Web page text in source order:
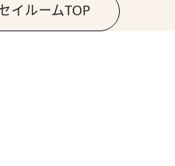
イルームTOP